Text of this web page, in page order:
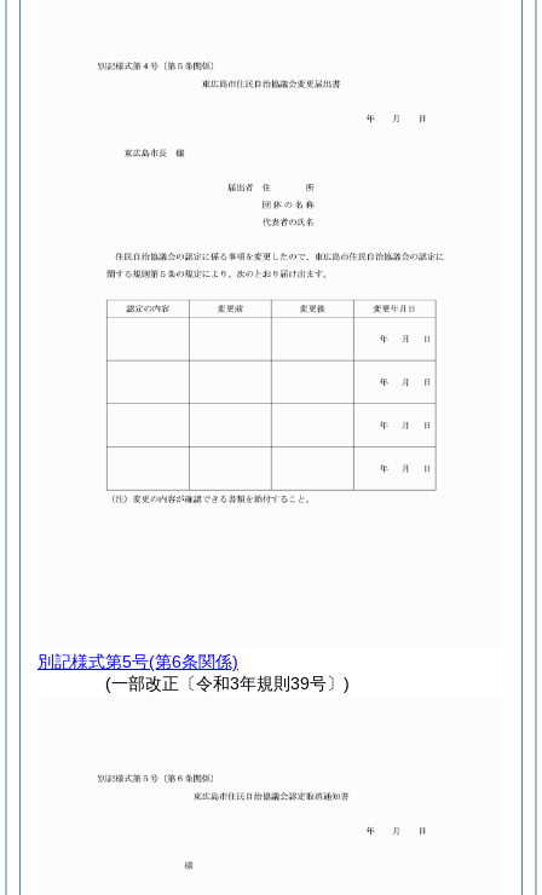
別記様式第5号(第6条関係)
(一部改正〔令和3年規則39号〕)